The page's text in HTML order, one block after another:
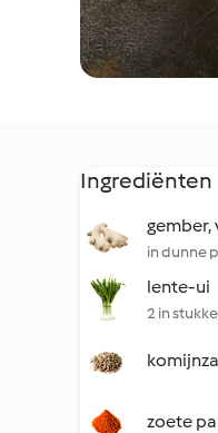
Ingrediënten
gember,
in dunne
lente-ui
2 in
zoete